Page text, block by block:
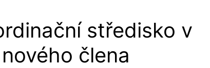
středisko v
člena